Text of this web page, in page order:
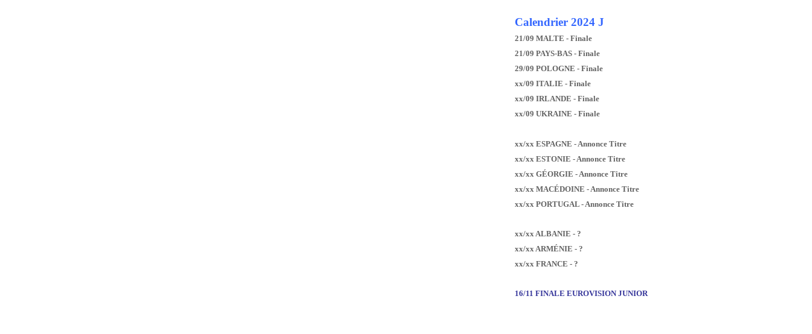
Calendrier 2024 J
21/09 MALTE - Finale
21/09 PAYS-BAS - Finale
29/09 POLOGNE - Finale
xx/09 ITALIE - Finale
xx/09 IRLANDE - Finale
xx/09 UKRAINE - Finale
xx/xx ESPAGNE - Annonce Titre
xx/xx ESTONIE - Annonce Titre
xx/xx GÉORGIE - Annonce Titre
xx/xx MACÉDOINE - Annonce Titre
xx/xx PORTUGAL - Annonce Titre
xx/xx ALBANIE - ?
xx/xx ARMÉNIE - ?
xx/xx FRANCE - ?
16/11 FINALE EUROVISION JUNIOR